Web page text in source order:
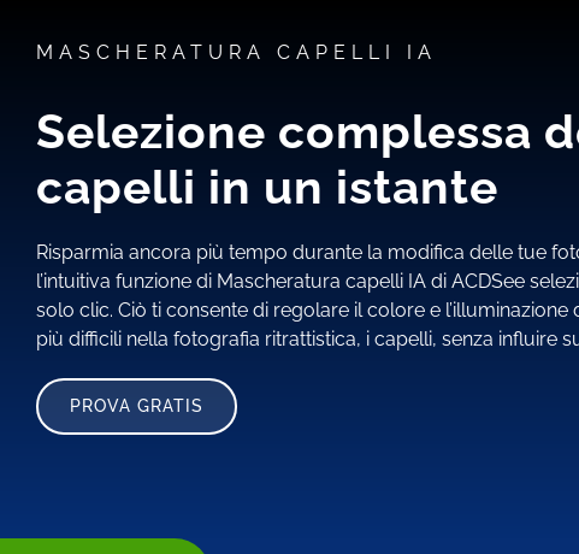
MASCHERATURA CAPELLI IA
Selezione complessa
capelli in un istante
Risparmia ancora più tempo durante la modifica delle tue
l’intuitiva funzione di Mascheratura capelli IA di ACDSee
solo clic. Ciò ti consente di regolare il colore e l’illuminazione
più difficili nella fotografia ritrattistica, i capelli, senza influire
PROVA GRATIS